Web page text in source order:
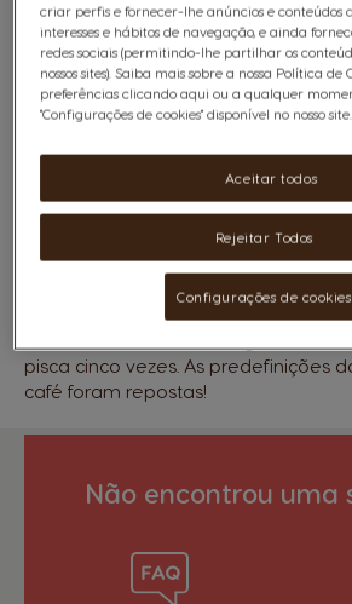
Em determinadas situações, a
pode recomendar a reposição das
sua máquina de café NEO para
problemas. O procedimento é rápido
seguir esta instrução única:
Prima o botão Ligar/Desligar e o
pisca cinco vezes. As predefinições
café foram repostas!
Não encontrou uma
criar perfis e fornecer-lhe anúncios e conteúdos
interesses e hábitos de navegação, e ainda
redes sociais (permitindo-lhe partilhar os
nossos sites). Saiba mais sobre a nossa Política de
preferências clicando aqui ou a qualquer
"Configurações de cookies" disponível no nosso site.
Rejeitar Todos
Aceitar todos
Configurações de cookies